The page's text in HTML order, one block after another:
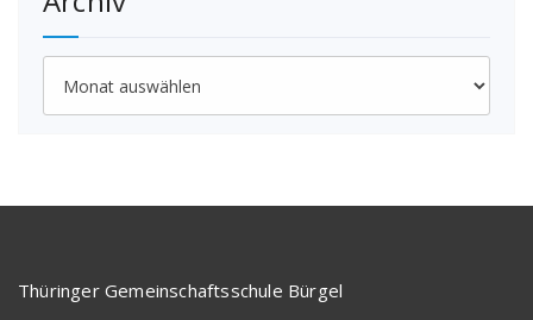
Thüringer Gemeinschaftsschule Bürgel